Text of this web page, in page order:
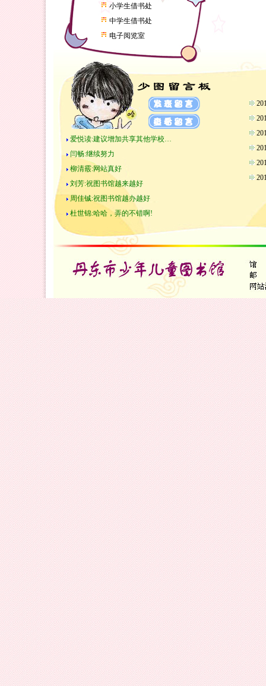
小学生借书处
中学生借书处
电子阅览室
爱悦读:建议增加共享其他学校…
闫畅:继续努力
柳清霰:网站真好
刘芳:祝图书馆越来越好
周佳铖:祝图书馆越办越好
杜世锦:哈哈，弄的不错啊!